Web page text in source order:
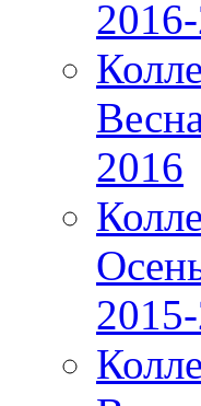
2016